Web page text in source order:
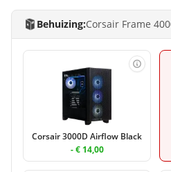
Behuizing:Corsair Frame
Corsair 3000D Airflow Black
- € 14,00